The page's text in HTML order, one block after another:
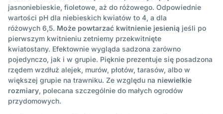
jasnoniebieskie, fioletowe, aż do różowego. Odpowiednie
wartości pH dla niebieskich kwiatów to 4, a dla
różowych 6,5. Może powtarzać kwitnienie jesienią jeśli po
pierwszym kwitnieniu zetniemy przekwitnięte
kwiatostany. Efektownie wygląda sadzona zarówno
pojedynczo, jak i w grupie. Pięknie prezentuje się posadzona
rzędem wzdłuż alejek, murów, płotów, tarasów, albo w
większej grupie na trawniku. Ze względu na niewielkie
rozmiary, polecana szczególnie do małych ogrodów
przydomowych.